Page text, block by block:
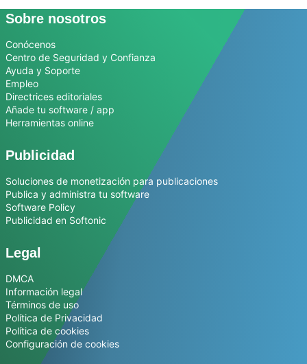
Sobre nosotros
Conócenos
Centro de Seguridad y Confianza
Ayuda y Soporte
Empleo
Directrices editoriales
Añade tu software / app
Herramientas online
Publicidad
Soluciones de monetización para publicaciones
Publica y administra tu software
Software Policy
Publicidad en Softonic
Legal
DMCA
Información legal
Términos de uso
Política de Privacidad
Política de cookies
Configuración de cookies